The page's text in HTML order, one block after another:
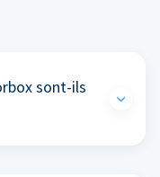
sont-ils